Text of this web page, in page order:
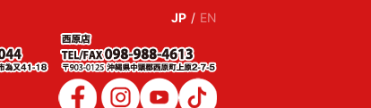
JP / EN